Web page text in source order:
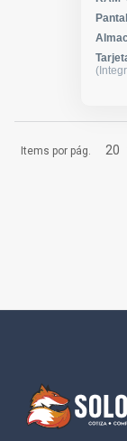
Items por pág. 20